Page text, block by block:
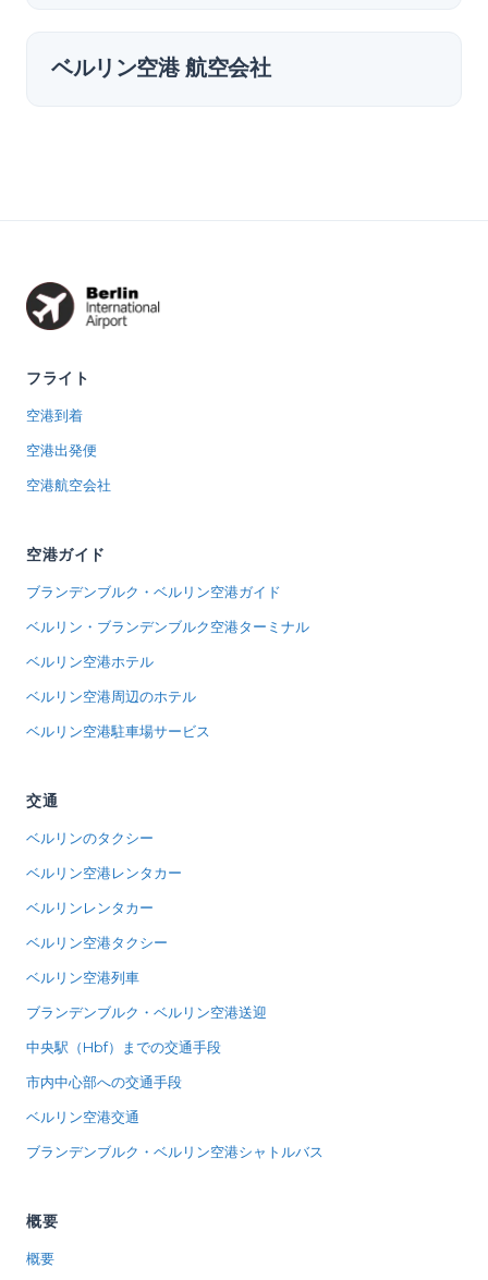
ベルリン空港 航空会社
フライト
空港到着
空港出発便
空港航空会社
空港ガイド
ブランデンブルク・ベルリン空港ガイド
ベルリン・ブランデンブルク空港ターミナル
ベルリン空港ホテル
ベルリン空港周辺のホテル
ベルリン空港駐車場サービス
交通
ベルリンのタクシー
ベルリン空港レンタカー
ベルリンレンタカー
ベルリン空港タクシー
ベルリン空港列車
ブランデンブルク・ベルリン空港送迎
中央駅（Hbf）までの交通手段
市内中心部への交通手段
ベルリン空港交通
ブランデンブルク・ベルリン空港シャトルバス
概要
概要